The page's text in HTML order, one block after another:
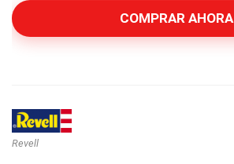
COMPRAR AHORA
Revell